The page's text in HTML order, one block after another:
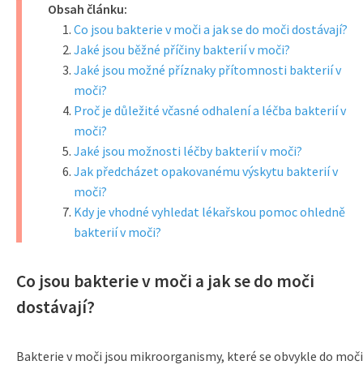
Obsah článku:
Co jsou bakterie v moči a jak se do moči dostávají?
Jaké jsou běžné příčiny bakterií v moči?
Jaké jsou možné příznaky přítomnosti bakterií v
moči?
Proč je důležité včasné odhalení a léčba bakterií v
moči?
Jaké jsou možnosti léčby bakterií v moči?
Jak předcházet opakovanému výskytu bakterií v
moči?
Kdy je vhodné vyhledat lékařskou pomoc ohledně
bakterií v moči?
Co jsou bakterie v moči a jak se do moči
dostávají?
Bakterie v moči jsou mikroorganismy, které se obvykle do moči